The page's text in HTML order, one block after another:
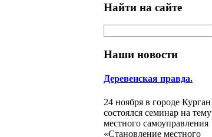
Найти на сайте
Наши новости
Деревенская правда.
24 ноября в городе Курган
состоялся семинар на тему
местного самоуправления
«Становление местного